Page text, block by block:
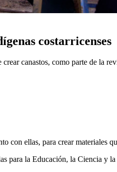
costarricenses
canastos, como parte de la
con ellas, para crear materiales
para la Educación, la Ciencia y